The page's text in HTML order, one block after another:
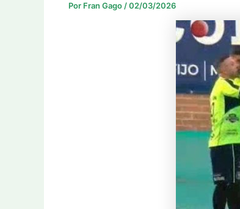
Por Fran Gago /02/03/2026